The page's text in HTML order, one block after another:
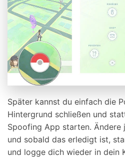
Später kannst du einfach die
Hintergrund schließen und
Spoofing App starten.
und sobald das erledigt ist,
und logge dich wieder in dein